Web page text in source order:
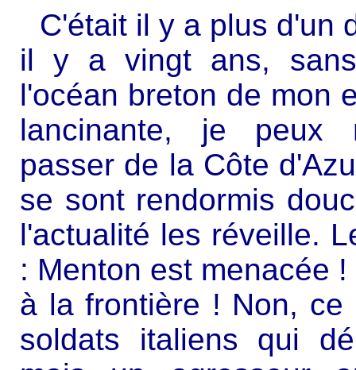
C'était il y a plus d'un
il y a vingt ans,
l'océan breton de mon
lancinante, je peux
passer de la Côte
se sont rendormis
l'actualité les réveille.
: Menton est menacée
à la frontière ! Non,
soldats italiens qui